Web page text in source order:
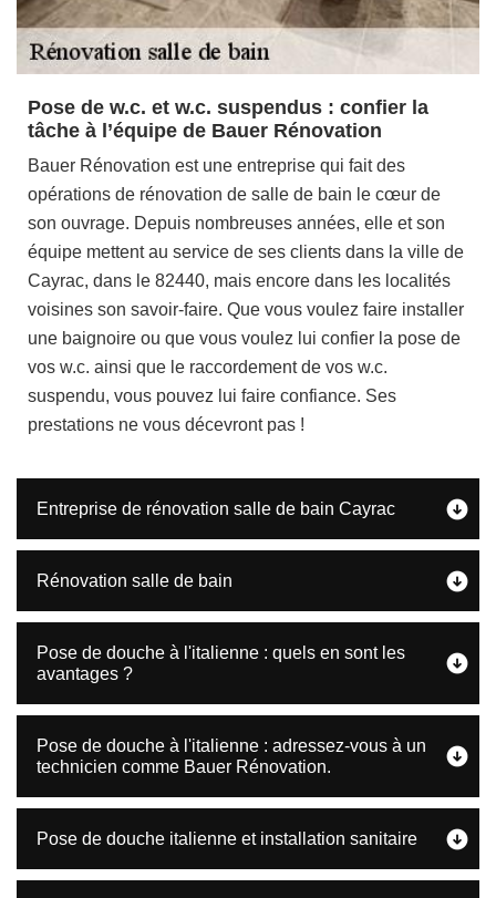
Pose de w.c. et w.c. suspendus : confier la
tâche à l’équipe de Bauer Rénovation
Bauer Rénovation est une entreprise qui fait des
opérations de rénovation de salle de bain le cœur de
son ouvrage. Depuis nombreuses années, elle et son
équipe mettent au service de ses clients dans la ville de
Cayrac, dans le 82440, mais encore dans les localités
voisines son savoir-faire. Que vous voulez faire installer
une baignoire ou que vous voulez lui confier la pose de
vos w.c. ainsi que le raccordement de vos w.c.
suspendu, vous pouvez lui faire confiance. Ses
prestations ne vous décevront pas !
Entreprise de rénovation salle de bain Cayrac
Rénovation salle de bain
Pose de douche à l'italienne : quels en sont les
avantages ?
Pose de douche à l'italienne : adressez-vous à un
technicien comme Bauer Rénovation.
Pose de douche italienne et installation sanitaire